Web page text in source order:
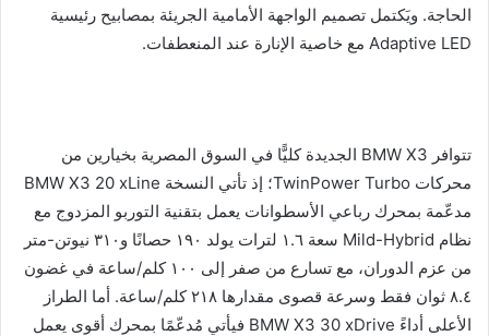
الحاجة. ويَكتمل تصميم الواجهة الأمامية الجريئة بمصابيح رئيسية
Adaptive LED مع خاصية الإنارة عند المنعطفات.
تتوافر BMW X3 الجديدة كليًّا في السوق المصرية بخيارين من
محركات TwinPower Turbo؛ إذ تأتي النسخة BMW X3 20 xLine
مدعّمة بمحرك رباعي الأسطوانات يعمل بتقنية التوربو المزدوج مع
نظام Mild-Hybrid سعة ١.٦ لترات يولد ١٩٠ حصانًا و٣١٠ نيوتن-متر
من عزم الدوران، مع تسارع من صفر إلى ١٠٠ كلم/ساعة في غضون
٨.٤ ثوان فقط وسرعة قصوى مقدارها ٢١٨ كلم/ساعة. أما الطراز
الأعلى أداءً BMW X3 30 xDrive فيأتي مُدعّمًا بمحرك أقوى يعمل